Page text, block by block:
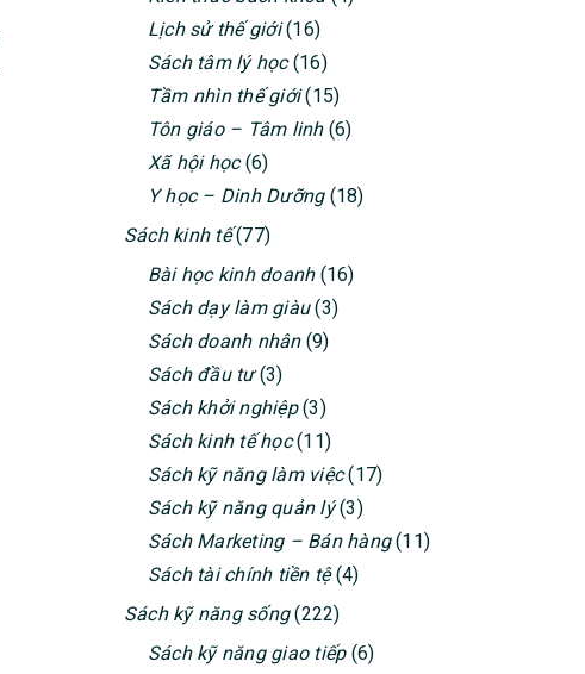
SIDEBAR
Lịch sử thế giới(16)
Sách tâm lý học(16)
Tầm nhìn thế giới(15)
Tôn giáo – Tâm linh(6)
Xã hội học(6)
Y học – Dinh Dưỡng(18)
Sách kinh tế(77)
Bài học kinh doanh(16)
Sách dạy làm giàu(3)
Sách doanh nhân(9)
Sách đầu tư(3)
Sách khởi nghiệp(3)
Sách kinh tế học(11)
Sách kỹ năng làm việc(17)
Sách kỹ năng quản lý(3)
Sách Marketing – Bán hàng(11)
Sách tài chính tiền tệ(4)
Sách kỹ năng sống(222)
Sách kỹ năng giao tiếp(6)